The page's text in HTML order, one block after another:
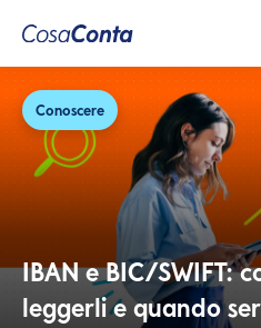
Conoscere
IBAN e BIC/SWIFT:
leggerli e quando